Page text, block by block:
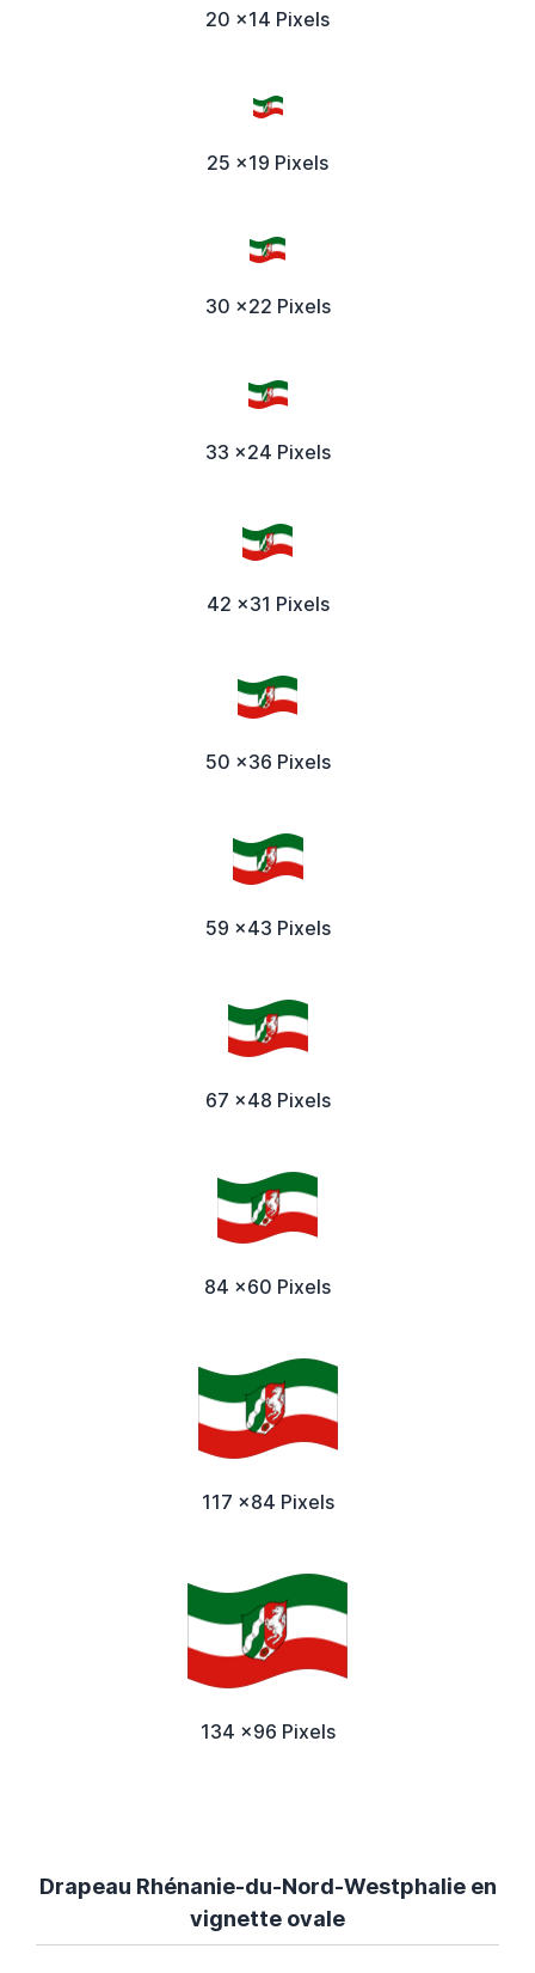
20 x14 Pixels
25 x19 Pixels
30 x22 Pixels
33 x24 Pixels
42 x31 Pixels
50 x36 Pixels
59 x43 Pixels
67 x48 Pixels
84 x60 Pixels
117 x84 Pixels
134 x96 Pixels
Drapeau Rhénanie-du-Nord-Westphalie en
vignette ovale